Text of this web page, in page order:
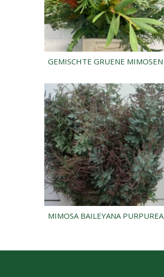
GEMISCHTE GRUENE MIMOSEN
MIMOSA BAILEYANA PURPUREA